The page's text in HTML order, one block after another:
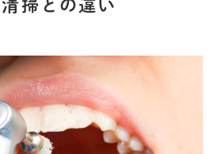
掃との違い